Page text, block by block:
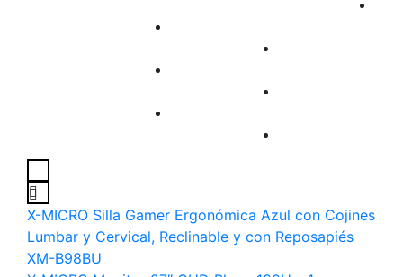
X-MICRO Silla Gamer Ergonómica Azul con Cojines
Lumbar y Cervical, Reclinable y con Reposapiés
XM-B98BU